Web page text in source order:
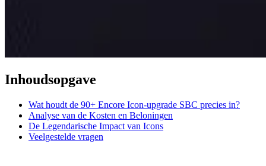
Inhoudsopgave
Wat houdt de 90+ Encore Icon-upgrade SBC precies in?
Analyse van de Kosten en Beloningen
De Legendarische Impact van Icons
Veelgestelde vragen